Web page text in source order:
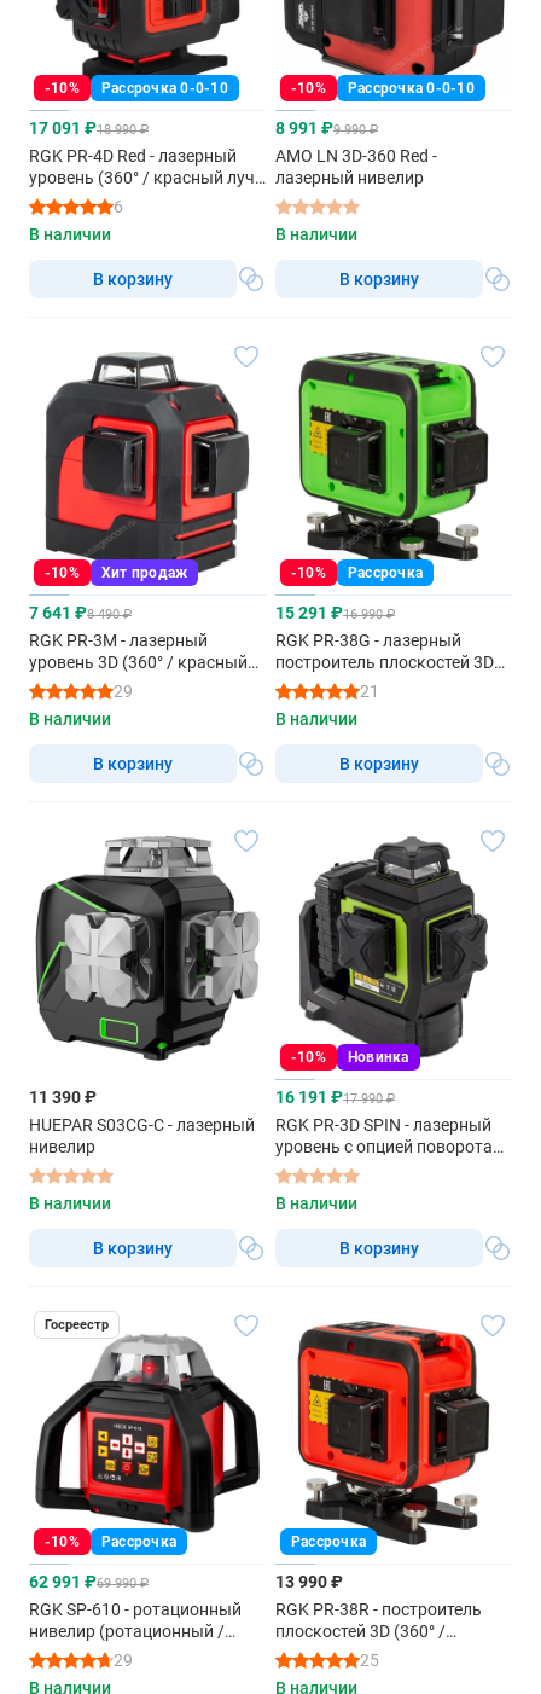
-10% Рассрочка 0-0-10
17 091 ₽18 990 ₽
RGK PR-4D Red - лазерный
уровень (360° / красный луч /
70м с приемником / АКБ)
6
В наличии
В корзину
-10% Рассрочка 0-0-10
8 991 ₽9 990 ₽
AMO LN 3D-360 Red -
лазерный нивелир
В наличии
В корзину
-10% Хит продаж
7 641 ₽8 490 ₽
RGK PR-3M - лазерный
уровень 3D (360° / красный
луч / 20м) 29
В наличии
В корзину
-10% Рассрочка
15 291 ₽16 990 ₽
RGK PR-38G - лазерный
построитель плоскостей 3D
(360° / зеленый луч / 50м с
приемником / АКБ)
21
В наличии
В корзину
11 390 ₽
HUEPAR S03CG-C - лазерный
нивелир
В наличии
В корзину
-10% Новинка
16 191 ₽17 990 ₽
RGK PR-3D SPIN - лазерный
уровень с опцией поворота
вертикального луча
В наличии
В корзину
Госреестр
-10% Рассрочка
62 991 ₽69 990 ₽
RGK SP-610 - ротационный
нивелир (ротационный /
красный луч / 900м с
приемником / ±0,1 мм / АКБ)
29
В наличии
Рассрочка
13 990 ₽
RGK PR-38R - построитель
плоскостей 3D (360° /
красный луч / 50м с
приемником / АКБ)
25
В наличии